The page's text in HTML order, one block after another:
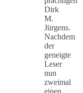
Dirk
M.
Jürgens.
Nachdem
der
geneigte
Leser
nun
zweimal
einen